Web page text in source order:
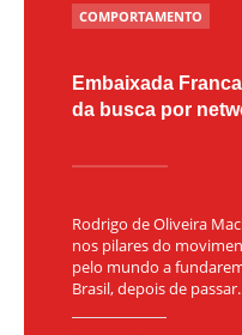
POSTED
IN
COMPORTAMENTO
Embaixada
da busca por
Rodrigo de Oliveira
nos pilares do
pelo mundo a
Brasil, depois de